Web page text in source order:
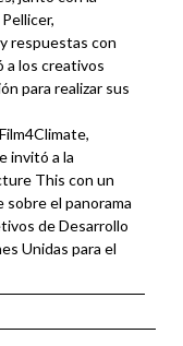
respuestas con
a los creativos
para realizar sus
invitó a la
This con un
el panorama
de Desarrollo
Unidas para el